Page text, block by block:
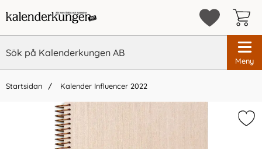
Meny
Startsidan Kalender Influencer 2022